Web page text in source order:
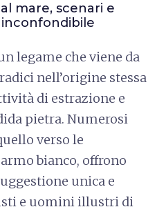
mare, scenari e
legame che viene da
nell’origine stessa
di estrazione e
pietra. Numerosi
verso le
bianco, offrono
unica e
e uomini illustri di